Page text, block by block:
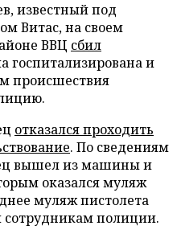
известный под
Витас, на своем
ВВЦ сбил
госпитализирована и
происшествия
отказался проходить
. По сведениям
вышел из машины и
оказался муляж
муляж пистолета
сотрудникам полиции.